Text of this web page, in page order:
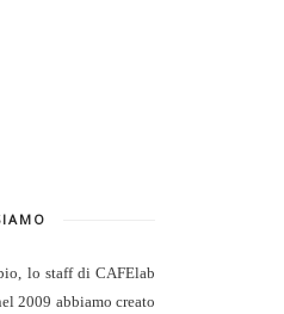
lo staff di CAFElab
2009 abbiamo creato